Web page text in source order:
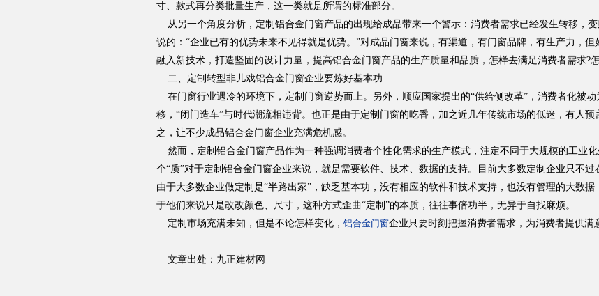
寸、款式再分类批量生产，这一类就是所谓的标准部分。
从另一个角度分析，定制铝合金门窗产品的出现给成品带来一个警示：消费者需求已经发生转移，
说的：“企业已有的优势未来不见得就是优势。”对成品门窗来说，有渠道，有门窗品牌，有生产力，
融入新技术，打造坚固的设计力量，提高铝合金门窗产品的生产质量和品质，怎样去满足消费者需求?
二、定制转型非儿戏铝合金门窗企业要炼好基本功
在门窗行业遇冷的环境下，定制门窗逆势而上。另外，顺应国家提出的“供给侧改革”，消费者化被
移，“闭门造车”与时代潮流相违背。也正是由于定制门窗的吃香，加之近几年传统市场的低迷，有人
之，让不少成品铝合金门窗企业充满危机感。
然而，定制铝合金门窗产品作为一种强调消费者个性化需求的生产模式，注定不同于大规模的工业化
个“质”对于定制铝合金门窗企业来说，就是需要软件、技术、数据的支持。目前大多数定制企业只不过
由于大多数企业做定制是“半路出家”，缺乏基本功，没有相应的软件和技术支持，也没有管理的大数
于他们来说只是改改颜色、尺寸，这种方式歪曲“定制”的本质，往往事倍功半，无异于自找麻烦。
定制市场充满未知，但是不论怎样变化， 铝合金门窗企业只要时刻把握消费者需求，为消费者提供满
文章出处：九正建材网